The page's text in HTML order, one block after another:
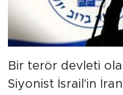
Bir terör devleti
Siyonist İsrail'in
FOTO GALERİ
VİDEOLAR
ALINTI